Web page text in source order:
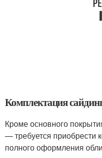
Комплектация
Кроме основного
— требуется приобрести
полного оформления